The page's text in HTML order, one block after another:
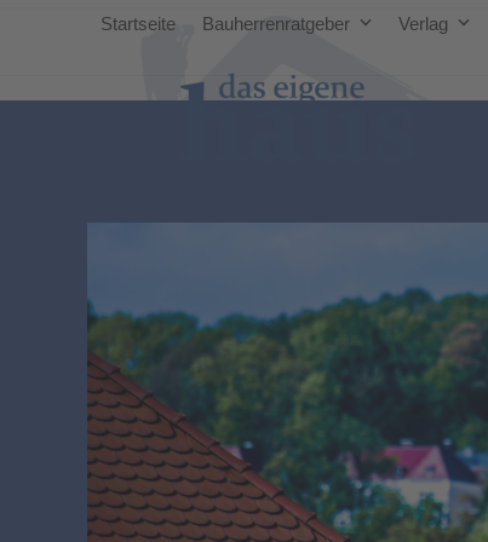
Startseite Bauherrenratgeber Verlag